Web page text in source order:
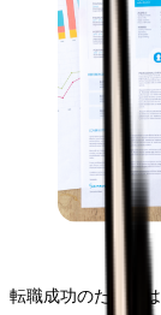
転職成功のために